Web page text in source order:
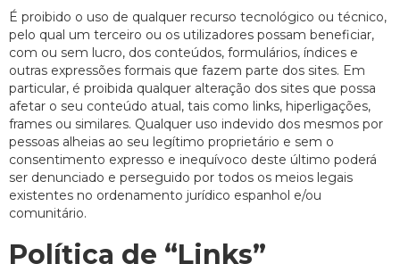
É proibido o uso de qualquer recurso tecnológico ou técnico,
pelo qual um terceiro ou os utilizadores possam beneficiar,
com ou sem lucro, dos conteúdos, formulários, índices e
outras expressões formais que fazem parte dos sites. Em
particular, é proibida qualquer alteração dos sites que possa
afetar o seu conteúdo atual, tais como links, hiperligações,
frames ou similares. Qualquer uso indevido dos mesmos por
pessoas alheias ao seu legítimo proprietário e sem o
consentimento expresso e inequívoco deste último poderá
ser denunciado e perseguido por todos os meios legais
existentes no ordenamento jurídico espanhol e/ou
comunitário.
Política de “Links”